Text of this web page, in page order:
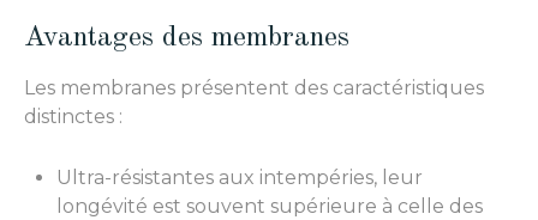
Avantages des membranes
Les membranes présentent des caractéristiques
distinctes :
Ultra-résistantes aux intempéries, leur
longévité est souvent supérieure à celle des